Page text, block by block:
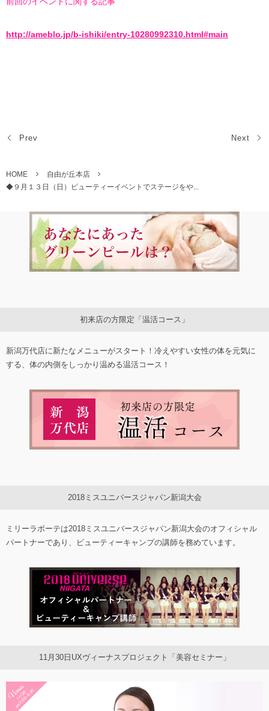
http://ameblo.jp/b-ishiki/entry-10280992310.html#main
Prev Next
HOME
自由が丘本店
◆９月１３日（日）ビューティーイベントでステージをや...
初来店の方限定「温活コース」
新潟万代店に新たなメニューがスタート！冷えやすい女性の体を元気に
する、体の内側をしっかり温める温活コース！
2018ミスユニバースジャパン新潟大会
ミリーラボーテは2018ミスユニバースジャパン新潟大会のオフィシャル
パートナーであり、ビューティーキャンプの講師を務めています。
11月30日UXヴィーナスプロジェクト「美容セミナー」